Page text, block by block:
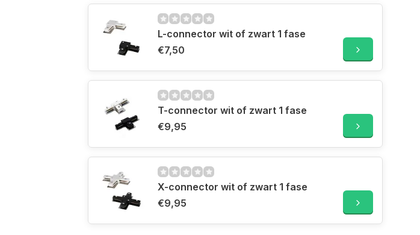
L-connector wit of zwart 1 fase
€7,50
T-connector wit of zwart 1 fase
€9,95
X-connector wit of zwart 1 fase
€9,95